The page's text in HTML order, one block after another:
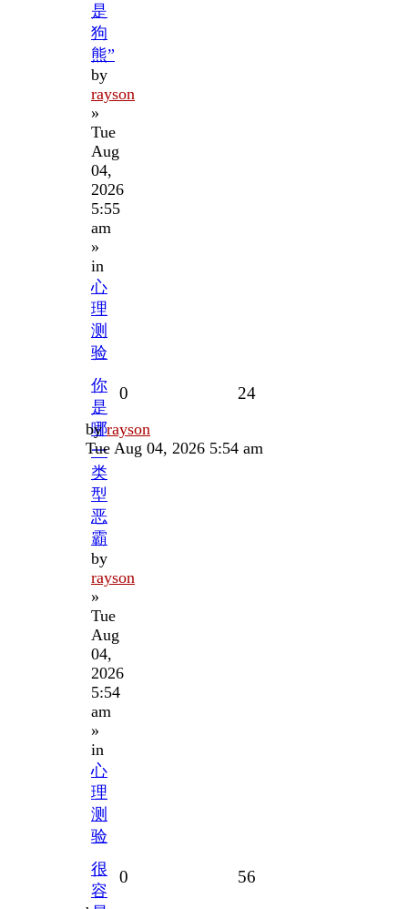
是
狗
熊”
by
rayson
»
Tue
Aug
04,
2026
5:55
am
»
in
心
理
测
验
你
是
哪
一
类
型
恶
霸
by
rayson
»
Tue
Aug
04,
2026
5:54
am
»
in
心
理
测
验
0 24Views
Last
post
byrayson
Tue Aug 04, 2026 5:54 am
很
容
0 56